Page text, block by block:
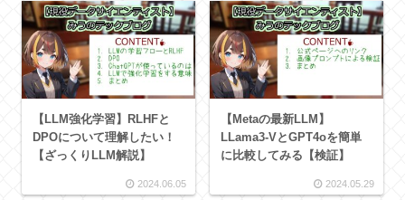
【LLM強化学習】RLHFと
DPOについて理解したい！
【ざっくりLLM解説】
2024.06.05
【Metaの最新LLM】
LLama3-VとGPT4oを簡単
に比較してみる【検証】
2024.05.29